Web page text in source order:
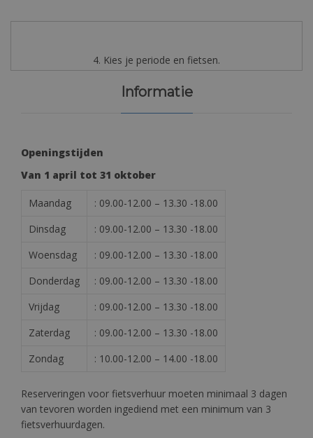
4. Kies je periode en fietsen.
Informatie
Openingstijden
Van 1 april tot 31 oktober
Maandag
: 09.00-12.00 – 13.30 -18.00
Dinsdag
: 09.00-12.00 – 13.30 -18.00
Woensdag
: 09.00-12.00 – 13.30 -18.00
Donderdag
: 09.00-12.00 – 13.30 -18.00
Vrijdag
: 09.00-12.00 – 13.30 -18.00
Zaterdag
: 09.00-12.00 – 13.30 -18.00
Zondag
: 10.00-12.00 – 14.00 -18.00
Reserveringen voor fietsverhuur moeten minimaal 3 dagen
van tevoren worden ingediend met een minimum van 3
fietsverhuurdagen.